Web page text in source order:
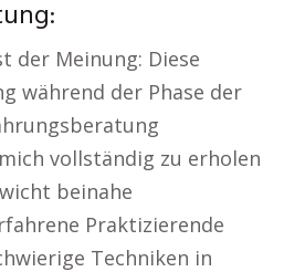
der Meinung: Diese
während der Phase der
vollständig zu erholen
beinahe
Praktizierende
Techniken in